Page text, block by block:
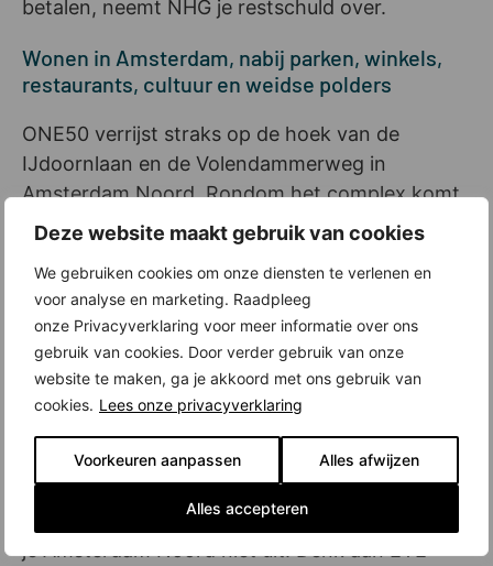
Deze website maakt gebruik van cookies
We gebruiken cookies om onze diensten te verlenen en
voor analyse en marketing. Raadpleeg
onze Privacyverklaring voor meer informatie over ons
gebruik van cookies. Door verder gebruik van onze
website te maken, ga je akkoord met ons gebruik van
cookies. Lees onze privacyverklaring
Voorkeuren aanpassen Alles afwijzen
Alles accepteren
betalen, neemt NHG je restschuld over.
Wonen in Amsterdam, nabij parken, winkels,
restaurants, cultuur en weidse polders
ONE50 verrijst straks op de hoek van de
IJdoornlaan en de Volendammerweg in
Amsterdam Noord. Rondom het complex komt
een fraai park, dat ‘s avonds sfeervol is verlicht.
Even verderop liggen nog meer parken, zoals
het Schellingwouderbreekpark, het Vliegenbos
en Speelbos Nieuwendammerdijk. Naast het
gebouw ligt Winkelcentrum Waterlandplein, met
winkels voor je dagelijkse boodschappen en
diverse speciaalzaken, zoals een toko en een
Turkse bakker. Verder zijn er scholen,
kinderopvang, medische voorzieningen,
sportclubs en restaurants in de omgeving. Ook
voor grote culinaire en culturele hotspots hoef